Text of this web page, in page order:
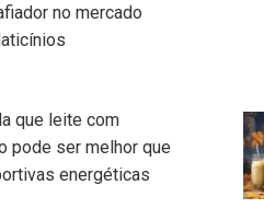
no mercado
que leite com
pode ser melhor que
energéticas